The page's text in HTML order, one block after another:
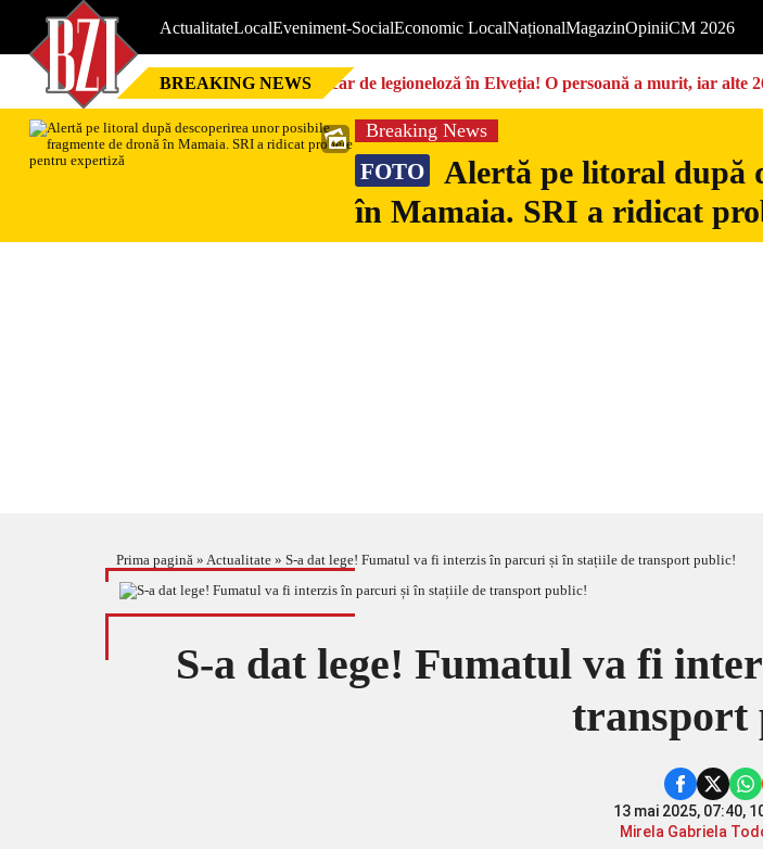
ActualitateLocalEveniment-SocialEconomic LocalNaționalMagazinOpiniiCM 2026
BREAKING NEWS Focar de legioneloză în Elveția! O persoană a murit, iar
Breaking News
FOTO
Alertă pe litoral după
în Mamaia. SRI a ridicat
Prima pagină » Actualitate » S-a dat lege! Fumatul va fi interzis în parcuri și în stațiile de transport public!
S-a dat lege! Fumatul va fi
transport
13 mai 2025, 07:40,
Mirela Gabriela